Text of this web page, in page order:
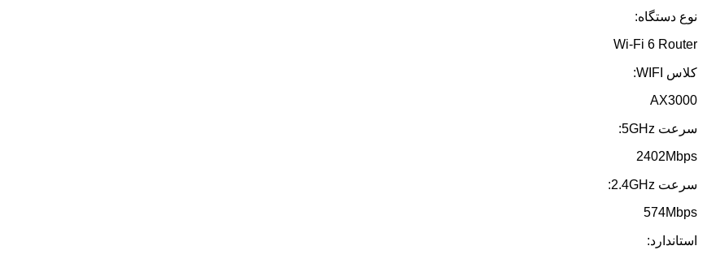
نوع دستگاه:
Wi-Fi 6 Router
کلاس WIFI:
AX3000
سرعت 5GHz:
2402Mbps
سرعت 2.4GHz:
574Mbps
استاندارد: